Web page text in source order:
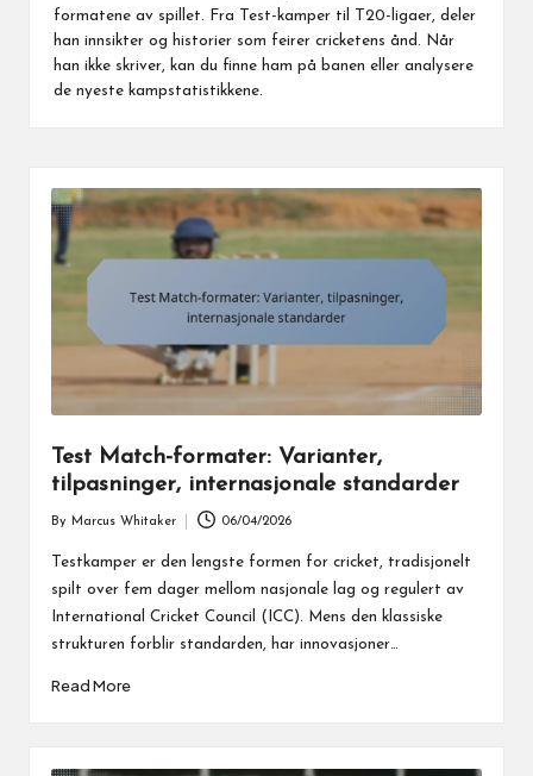
formatene av spillet. Fra Test-kamper til T20-ligaer, deler
han innsikter og historier som feirer cricketens ånd. Når
han ikke skriver, kan du finne ham på banen eller analysere
de nyeste kampstatistikkene.
Test Match-formater: Varianter,
tilpasninger, internasjonale standarder
by
By Marcus Whitaker 06/04/2026
Testkamper er den lengste formen for cricket, tradisjonelt
spilt over fem dager mellom nasjonale lag og regulert av
International Cricket Council (ICC). Mens den klassiske
strukturen forblir standarden, har innovasjoner…
Read More